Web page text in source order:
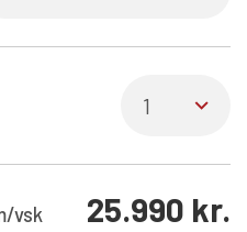
vsk 25.990 kr.